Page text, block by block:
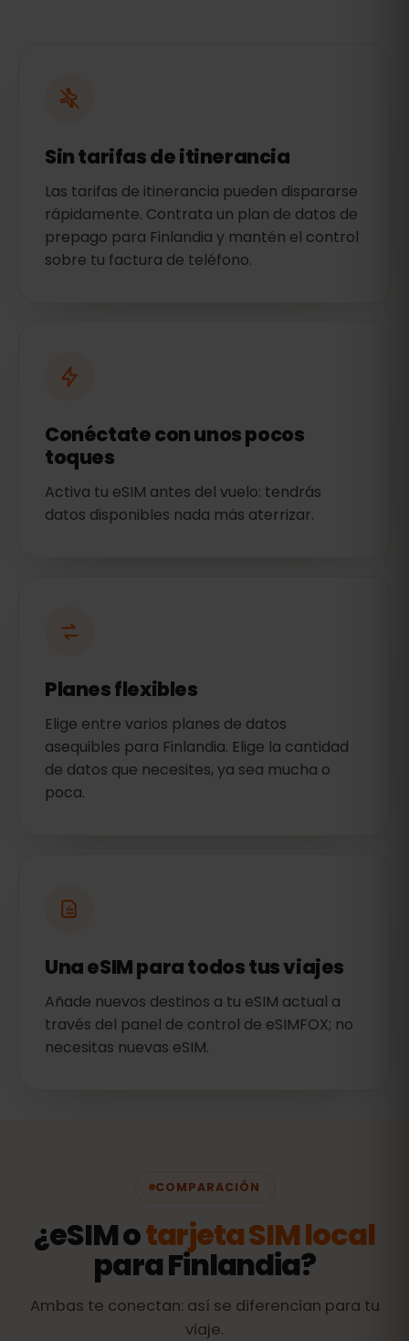
Sin tarifas de itinerancia
Las tarifas de itinerancia pueden dispararse
rápidamente. Contrata un plan de datos de
prepago para Finlandia y mantén el control
sobre tu factura de teléfono.
Conéctate con unos pocos
toques
Activa tu eSIM antes del vuelo: tendrás
datos disponibles nada más aterrizar.
Planes flexibles
Elige entre varios planes de datos
asequibles para Finlandia. Elige la cantidad
de datos que necesites, ya sea mucha o
poca.
Una eSIM para todos tus viajes
Añade nuevos destinos a tu eSIM actual a
través del panel de control de eSIMFOX; no
necesitas nuevas eSIM.
COMPARACIÓN
¿eSIM otarjeta SIM local
para Finlandia?
Ambas te conectan: así se diferencian para tu
viaje.